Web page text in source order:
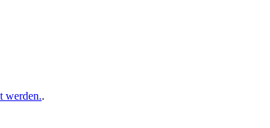
werden..